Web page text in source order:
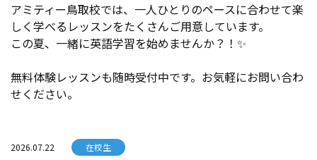
アミティー鳥取校では、一人ひとりのペースに合わせて楽
しく学べるレッスンをたくさんご用意しています。
この夏、一緒に英語学習を始めませんか？！✨
無料体験レッスンも随時受付中です。お気軽にお問い合わ
せください。
2026.07.22 在校生